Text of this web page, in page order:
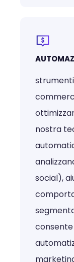
nostra
social),